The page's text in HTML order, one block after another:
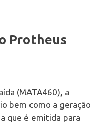
Protheus
(MATA460), a
bem como a geração
que é emitida para